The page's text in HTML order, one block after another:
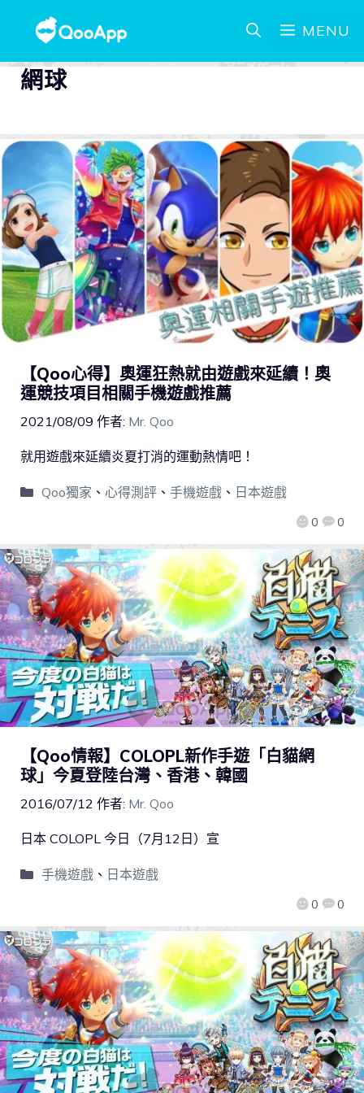
MENU
網球
【Qoo心得】奧運狂熱就由遊戲來延續！奧
運競技項目相關手機遊戲推薦
2021/08/09 作者: Mr. Qoo
0 0
就用遊戲來延續炎夏打消的運動熱情吧！
Qoo獨家 、 心得測評、 手機遊戲、 日本遊戲
【Qoo情報】COLOPL新作手遊「白貓網
球」今夏登陸台灣、香港、韓國
2016/07/12 作者: Mr. Qoo
0 0
日本 COLOPL 今日（7月12日）宣
手機遊戲、 日本遊戲